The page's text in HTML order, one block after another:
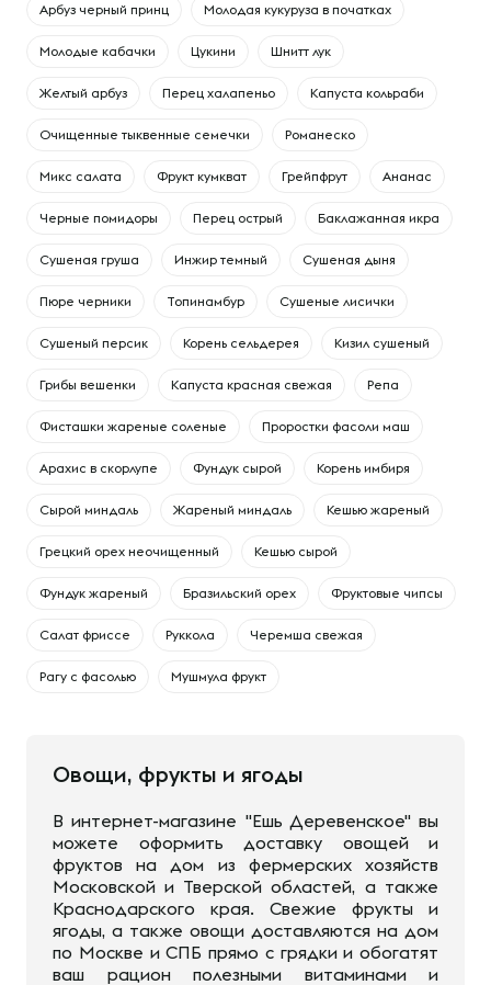
Арбуз черный принц Молодая кукуруза в початках
Молодые кабачки Цукини Шнитт лук
Желтый арбуз Перец халапеньо Капуста кольраби
Очищенные тыквенные семечки Романеско
Микс салата Фрукт кумкват Грейпфрут Ананас
Черные помидоры Перец острый Баклажанная икра
Сушеная груша Инжир темный Сушеная дыня
Пюре черники Топинамбур Сушеные лисички
Сушеный персик Корень сельдерея Кизил сушеный
Грибы вешенки Капуста красная свежая Репа
Фисташки жареные соленые Проростки фасоли маш
Арахис в скорлупе Фундук сырой Корень имбиря
Сырой миндаль Жареный миндаль Кешью жареный
Грецкий орех неочищенный Кешью сырой
Фундук жареный Бразильский орех Фруктовые чипсы
Салат фриссе Руккола Черемша свежая
Рагу с фасолью Мушмула фрукт
Овощи, фрукты и ягоды
В интернет-магазине "Ешь Деревенское" вы
можете оформить доставку овощей и
фруктов на дом из фермерских хозяйств
Московской и Тверской областей, а также
Краснодарского края. Свежие фрукты и
ягоды, а также овощи доставляются на дом
по Москве и СПБ прямо с грядки и обогатят
ваш рацион полезными витаминами и